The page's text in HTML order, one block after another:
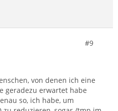
#9
von denen ich eine
geradezu erwartet habe
so, ich habe, um